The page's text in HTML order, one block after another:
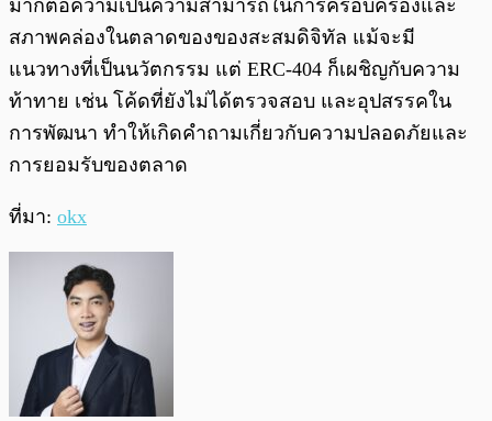
มากต่อความเป็นความสามารถในการครอบครองและ
สภาพคล่องในตลาดของของสะสมดิจิทัล แม้จะมี
แนวทางที่เป็นนวัตกรรม แต่ ERC-404 ก็เผชิญกับความ
ท้าทาย เช่น โค้ดที่ยังไม่ได้ตรวจสอบ และอุปสรรคใน
การพัฒนา ทำให้เกิดคำถามเกี่ยวกับความปลอดภัยและ
การยอมรับของตลาด
ที่มา: okx